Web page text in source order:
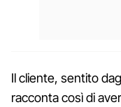
Il cliente, sentito
racconta così di